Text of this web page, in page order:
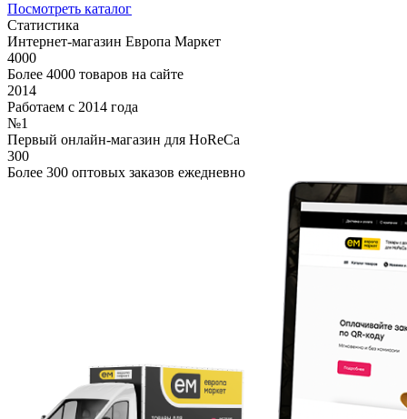
Посмотреть каталог
Статистика
Интернет-магазин Европа Маркет
4000
Более 4000 товаров на сайте
2014
Работаем с 2014 года
№1
Первый онлайн-магазин для HoReCa
300
Более 300 оптовых заказов ежедневно